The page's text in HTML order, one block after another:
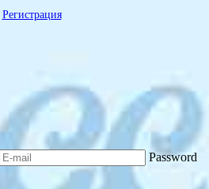
Регистрация
Password